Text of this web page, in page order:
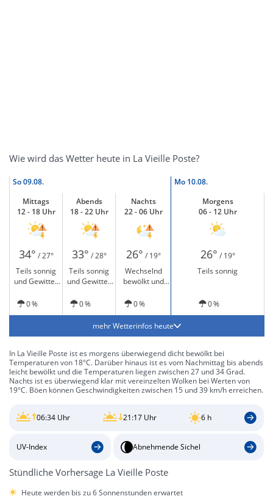
Wie wird das Wetter heute in La Vieille Poste?
So09.08. Mo 10.08.
Mittags
12 - 18 Uhr
Abends
18 - 22 Uhr
Nachts
22 - 06 Uhr
Morgens
06 - 12 Uhr
34° / 27° 33° / 28° 26° / 19° 26° / 19°
Teils sonnig
und Gewitter
Teils sonnig
und Gewitter
Wechselnd
bewölkt und
möglich
Teils sonnig
0 % 0 % 0 % 0 %
mehr Wetterinfos heute
In La Vieille Poste ist es morgens überwiegend dicht bewölkt bei
Temperaturen von 18°C. Darüber hinaus ist es vom Nachmittag bis abends
leicht bewölkt und die Temperaturen liegen zwischen 27 und 34 Grad.
Nachts ist es überwiegend klar mit vereinzelten Wolken bei Werten von
19°C. Böen können Geschwindigkeiten zwischen 15 und 39 km/h erreichen.
06:34 Uhr 21:17 Uhr 6 h
UV-Index Abnehmende Sichel
Stündliche Vorhersage La Vieille Poste
Heute werden bis zu 6 Sonnenstunden erwartet